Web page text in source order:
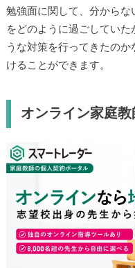
勉強面に関して、分から
をどのように過ごしてい
うな対策を行ってきたの
けることができます。
オンライン家庭教